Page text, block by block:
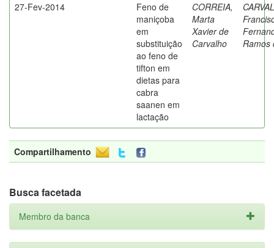
27-Fev-2014
Feno de
maniçoba
em
substituição
ao feno de
tifton em
dietas para
cabra
saanen em
lactação
CORREIA,
Marta
Xavier de
Carvalho
Ramos
Compartilhamento
Busca facetada
Membro da banca